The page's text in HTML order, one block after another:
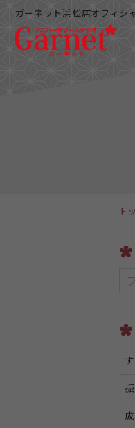
ガーネット浜松店オフィシ
ト